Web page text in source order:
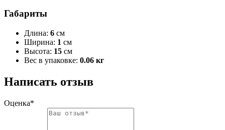
Габариты
Длина: 6 см
Ширина: 1 см
Высота: 15 см
Вес в упаковке: 0.06 кг
Написать отзыв
Оценка*